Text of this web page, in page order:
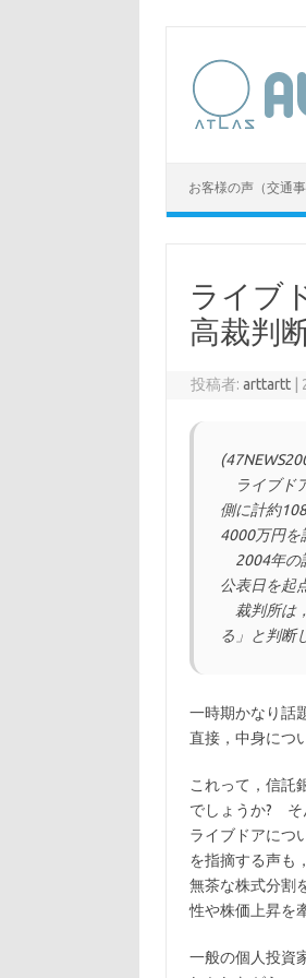
お客様の声（交通事
ライブ
高裁判
投稿者:arttartt
ライブド
側に計約
4000万円を
2004年の
公表日を起
裁判所は
る」と判断
一時期かなり話
直接，中身につ
これって，信託
でしょうか? そ
ライブドアにつ
を指摘する声も
無茶な株式分割
性や株価上昇を
一般の個人投資